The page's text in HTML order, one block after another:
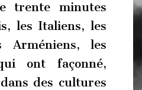
trente minutes
les Italiens, les
Arméniens, les
ont façonné,
des cultures